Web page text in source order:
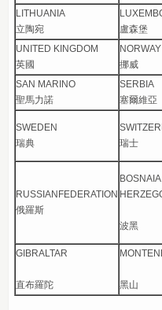
LITHUANIA
立陶宛
盧森堡
UNITED KINGDOM
英國
NORWAY
挪威
SAN MARINO
聖馬力諾
SERBIA
塞爾維亞
SWEDEN
瑞典
瑞士
RUSSIANFEDERATION
俄羅斯
波黑
GIBRALTAR
直布羅陀 黑山